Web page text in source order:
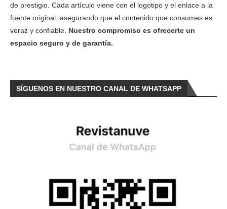
de prestigio. Cada artículo viene con el logotipo y el enlace a la
fuente original, asegurando que el contenido que consumes es
veraz y confiable. Nuestro compromiso es ofrecerte un
espacio seguro y de garantía.
SÍGUENOS EN NUESTRO CANAL DE WHATSAPP